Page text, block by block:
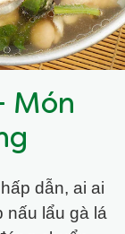
Món
dẫn, ai ai
nấu lẩu gà lá